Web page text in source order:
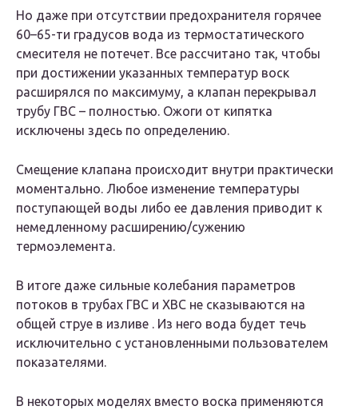
Но даже при отсутствии предохранителя горячее
60–65-ти градусов вода из термостатического
смесителя не потечет. Все рассчитано так, чтобы
при достижении указанных температур воск
расширялся по максимуму, а клапан перекрывал
трубу ГВС – полностью. Ожоги от кипятка
исключены здесь по определению.
Смещение клапана происходит внутри практически
моментально. Любое изменение температуры
поступающей воды либо ее давления приводит к
немедленному расширению/сужению
термоэлемента.
В итоге даже сильные колебания параметров
потоков в трубах ГВС и ХВС не сказываются на
общей струе в изливе . Из него вода будет течь
исключительно с установленными пользователем
показателями.
В некоторых моделях вместо воска применяются